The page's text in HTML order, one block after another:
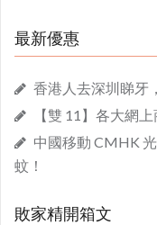
最新優惠
香港人去深圳睇牙
【雙 11】各大網
中國移動 CMHK
蚊！
敗家精開箱文